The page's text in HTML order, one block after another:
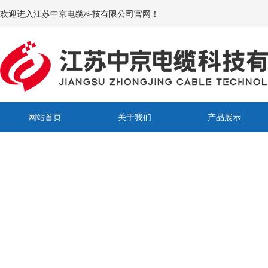
欢迎进入江苏中京电缆科技有限公司官网！
网站首页 关于我们 产品展示